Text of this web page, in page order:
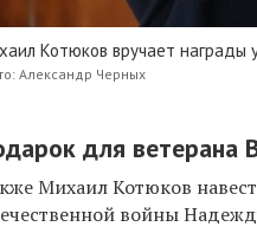
Котюков вручает награды
Александр Черных
для ветерана
Михаил Котюков
войны